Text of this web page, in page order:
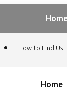
How to Find Us
Home